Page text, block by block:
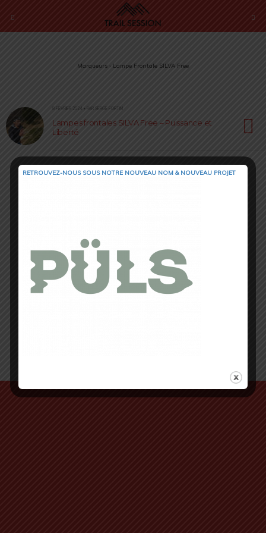
Marqueurs › Lampe Frontale SILVA Free
8 FÉVRIER 2024 • PAR SERGE FORTINI
Lampes frontales SILVA Free – Puissance et
Liberté
RETROUVEZ-NOUS SOUS NOTRE NOUVEAU NOM & NOUVEAU PROJET